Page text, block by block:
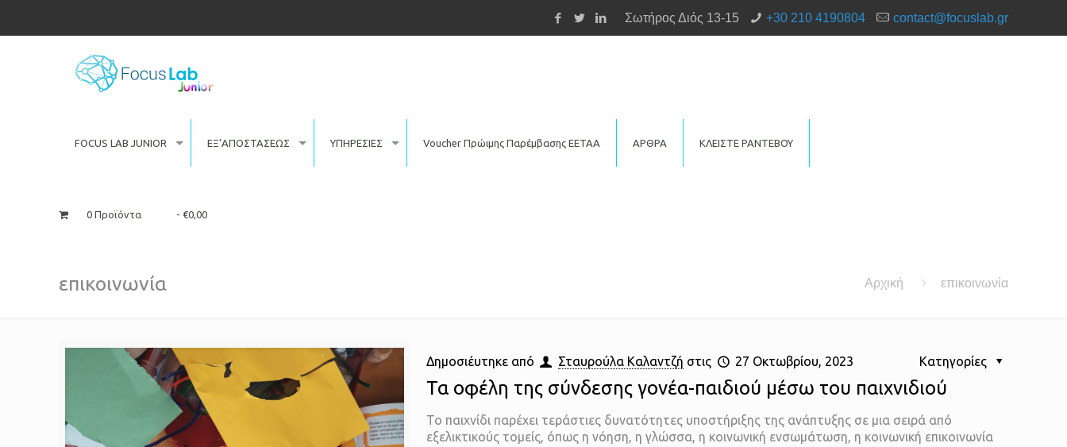
Σωτήρος Διός 13-15 +30 210 4190804 contact@focuslab.gr
FOCUS LAB JUNIOR ΕΞ’ΑΠΟΣΤΑΣΕΩΣ ΥΠΗΡΕΣΙΕΣ Voucher Πρώιμης Παρέμβασης ΕΕΤΑΑ ΑΡΘΡΑ ΚΛΕΙΣΤΕ ΡΑΝΤΕΒΟΥ
0 Προϊόντα €0,00
επικοινωνία Αρχική επικοινωνία
Δημοσιέυτηκε από Σταυρούλα Καλαντζή στις 27 Οκτωβρίου, 2023 Κατηγορίες
Τα οφέλη της σύνδεσης γονέα-παιδιού μέσω του παιχνιδιού
Το παιχνίδι παρέχει τεράστιες δυνατότητες υποστήριξης της ανάπτυξης σε μια σειρά από
εξελικτικούς τομείς, όπως η νόηση, η γλώσσα, η κοινωνική ενσωμάτωση, η κοινωνική επικοινωνία